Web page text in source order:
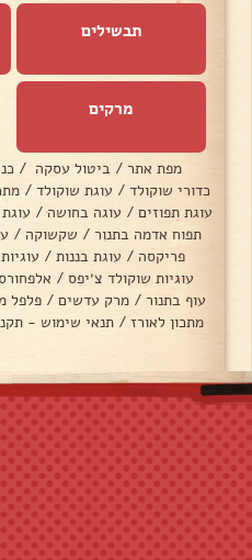
תבשילים
מרקים
מפת אתר / ביטול עסקה /
כדורי שוקולד / עוגת שוקולד /
עוגת תפוזים / עוגה בחושה /
תפוח אדמה בתנור / שקשוקה /
פריקסה / עוגת בננות /
עוגיות שוקולד צ׳יפס /
עוף בתנור / מרק עדשים / פלפל
מתכון לאורז / תנאי שימוש -